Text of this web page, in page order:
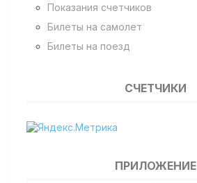
Показания счетчиков
Билеты на самолет
Билеты на поезд
СЧЕТЧИКИ
ПРИЛОЖЕНИЕ